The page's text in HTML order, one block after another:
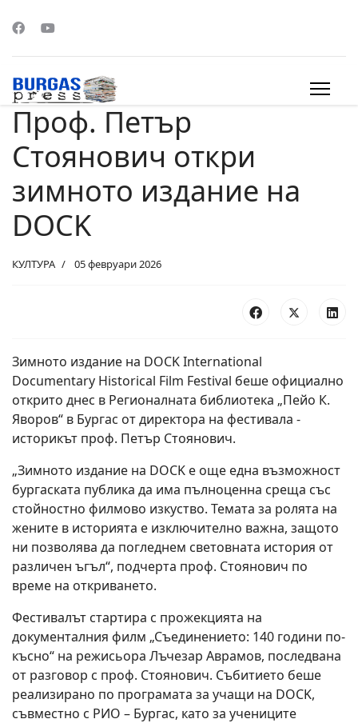
Проф. Петър
Стоянович откри
зимното издание на
DOCK
КУЛТУРА 05 февруари 2026
Зимното издание на DOCK International
Documentary Historical Film Festival беше официално
открито днес в Регионалната библиотека „Пейо К.
Яворов“ в Бургас от директора на фестивала -
историкът проф. Петър Стоянович.
„Зимното издание на DOCK е още една възможност
бургаската публика да има пълноценна среща със
стойностно филмово изкуство. Темата за ролята на
жените в историята е изключително важна, защото
ни позволява да погледнем световната история от
различен ъгъл“, подчерта проф. Стоянович по
време на откриването.
Фестивалът стартира с прожекцията на
документалния филм „Съединението: 140 години по-
късно“ на режисьора Лъчезар Аврамов, последвана
от разговор с проф. Стоянович. Събитието беше
реализирано по програмата за учащи на DOCK,
съвместно с РИО – Бургас, като за учениците